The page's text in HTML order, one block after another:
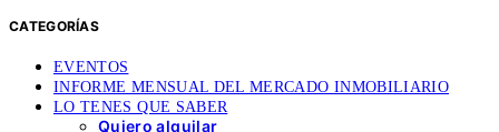
CATEGORÍAS
EVENTOS
INFORME MENSUAL DEL MERCADO INMOBILIARIO
LO TENES QUE SABER
Quiero alquilar